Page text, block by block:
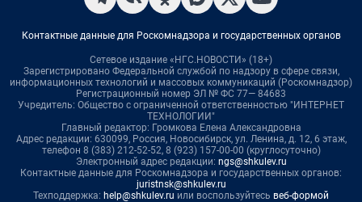
Контактные данные для Роскомнадзора и государственных органов
Сетевое издание «НГС.НОВОСТИ» (18+)
Зарегистрировано Федеральной службой по надзору в сфере связи,
информационных технологий и массовых коммуникаций (Роскомнадзор)
Регистрационный номер ЭЛ № ФС 77— 84683
Учредитель: Общество с ограниченной ответственностью "ИНТЕРНЕТ
ТЕХНОЛОГИИ"
Главный редактор: Громкова Елена Александровна
Адрес редакции: 630099, Россия, Новосибирск, ул. Ленина, д. 12, 6 этаж,
телефон 8 (383) 212-52-52, 8 (923) 157-00-00 (круглосуточно)
Электронный адрес редакции: ngs@shkulev.ru
Контактные данные для Роскомнадзора и государственных органов:
juristnsk@shkulev.ru
Техподдержка: help@shkulev.ru или воспользуйтесь веб-формой